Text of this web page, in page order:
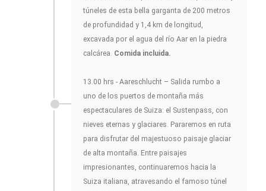
túneles de esta bella garganta de 200 metros
de profundidad y 1,4 km de longitud,
excavada por el agua del río Aar en la piedra
calcárea. Comida incluida.
13.00 hrs - Aareschlucht – Salida rumbo a
uno de los puertos de montaña más
espectaculares de Suiza: el Sustenpass, con
nieves eternas y glaciares. Pararemos en ruta
para disfrutar del majestuoso paisaje glaciar
de alta montaña. Entre paisajes
impresionantes, continuaremos hacia la
Suiza italiana, atravesando el famoso túnel